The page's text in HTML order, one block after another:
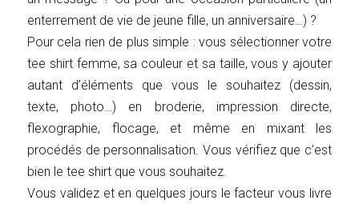
enterrement de vie de jeune fille, un anniversaire…) ?
Pour cela rien de plus simple : vous sélectionner votre
tee shirt femme, sa couleur et sa taille, vous y ajouter
autant d’éléments que vous le souhaitez (dessin,
texte, photo…) en broderie, impression directe,
flexographie, flocage, et même en mixant les
procédés de personnalisation. Vous vérifiez que c’est
bien le tee shirt que vous souhaitez.
Vous validez et en quelques jours le facteur vous livre